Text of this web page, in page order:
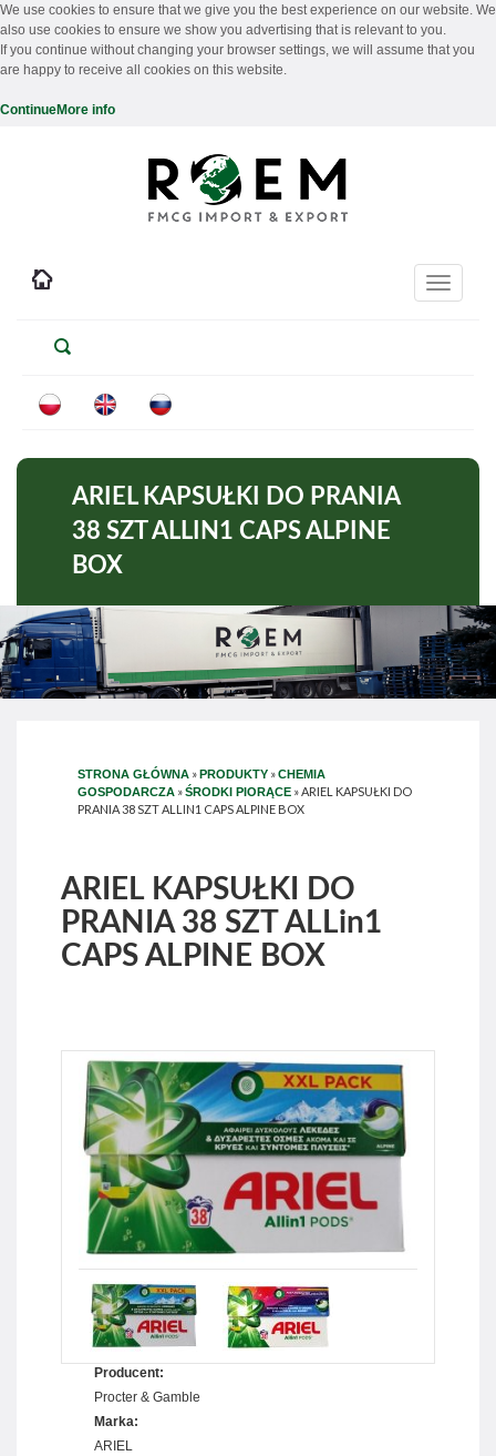
We use cookies to ensure that we give you the best experience on our website. We
also use cookies to ensure we show you advertising that is relevant to you.
If you continue without changing your browser settings, we will assume that you
are happy to receive all cookies on this website.
ContinueMore info
Toggle
ARIEL KAPSUŁKI DO PRANIA
38 SZT ALLIN1 CAPS ALPINE
BOX
STRONA GŁÓWNA »PRODUKTY »CHEMIA
GOSPODARCZA »ŚRODKI PIORĄCE »ARIEL KAPSUŁKI DO
PRANIA 38 SZT ALLIN1 CAPS ALPINE BOX
ARIEL KAPSUŁKI DO
PRANIA 38 SZT ALLin1
CAPS ALPINE BOX
Producent:
Procter & Gamble
Marka:
ARIEL